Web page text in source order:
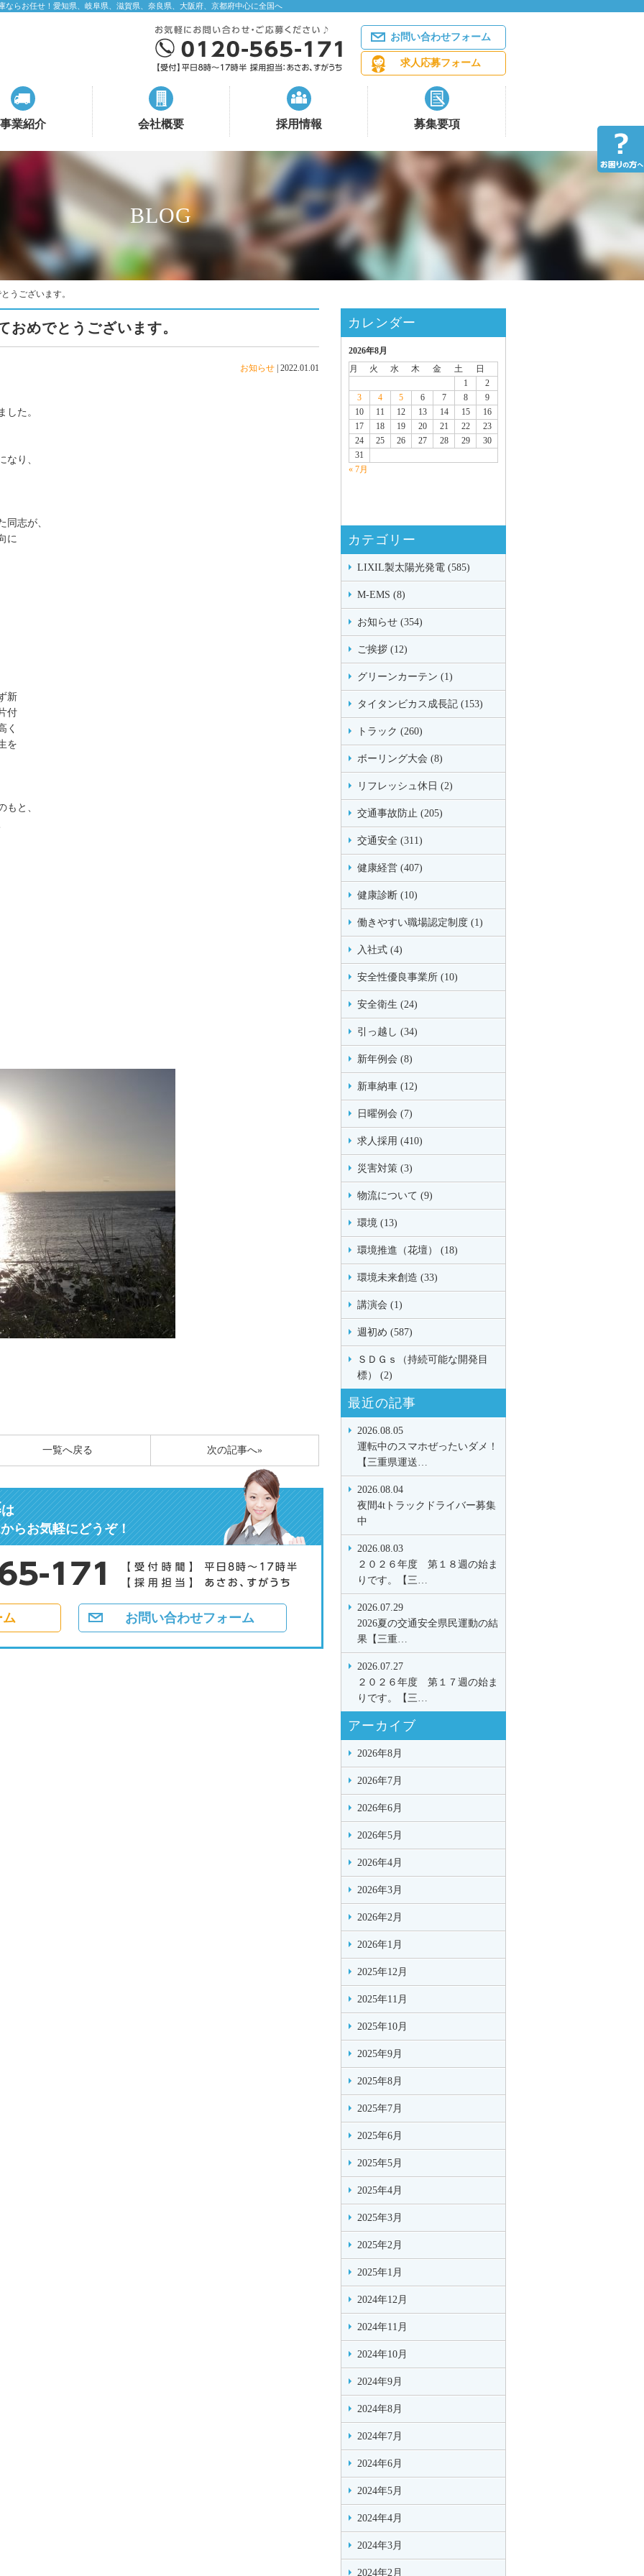
ならお任せ！愛知県、岐阜県、滋賀県、奈良県、大阪府、京都府中心に全国へ
お問い合わせフォーム
求人応募フォーム
事業紹介 会社概要 採用情報 募集要項
BLOG
うございます。
おめでとうございます。
お知らせ 2022.01.01
した。
なり、
同志が、
に
新
付
く
を
もと、
次の記事へ»
一覧へ戻る
は
らお気軽にどうぞ！
お問い合わせフォーム
カレンダー
2026年8月
月
火 水 木 金 土
日
1
2
3
4 5 6 7 8
9
10
11 12 13 14 15
16
17
18 19 20 21 22
23
24
25 26 27 28 29
30
31
« 7月
カテゴリー
LIXIL製太陽光発電 (585)
M-EMS (8)
お知らせ (354)
ご挨拶 (12)
グリーンカーテン (1)
タイタンビカス成長記 (153)
トラック (260)
ボーリング大会 (8)
リフレッシュ休日 (2)
交通事故防止 (205)
交通安全 (311)
健康経営 (407)
健康診断 (10)
働きやすい職場認定制度 (1)
入社式 (4)
安全性優良事業所 (10)
安全衛生 (24)
引っ越し (34)
新年例会 (8)
新車納車 (12)
日曜例会 (7)
求人採用 (410)
災害対策 (3)
物流について (9)
環境 (13)
環境推進（花壇） (18)
環境未来創造 (33)
講演会 (1)
週初め (587)
ＳＤＧｓ（持続可能な開発目
標） (2)
最近の記事
2026.08.05
運転中のスマホぜったいダメ！
【三重県運送…
2026.08.04
夜間4tトラックドライバー募集
中
2026.08.03
２０２６年度 第１８週の始ま
りです。【三…
2026.07.29
2026夏の交通安全県民運動の結
果【三重…
2026.07.27
２０２６年度 第１７週の始ま
りです。【三…
アーカイブ
2026年8月
2026年7月
2026年6月
2026年5月
2026年4月
2026年3月
2026年2月
2026年1月
2025年12月
2025年11月
2025年10月
2025年9月
2025年8月
2025年7月
2025年6月
2025年5月
2025年4月
2025年3月
2025年2月
2025年1月
2024年12月
2024年11月
2024年10月
2024年9月
2024年8月
2024年7月
2024年6月
2024年5月
2024年4月
2024年3月
2024年2月